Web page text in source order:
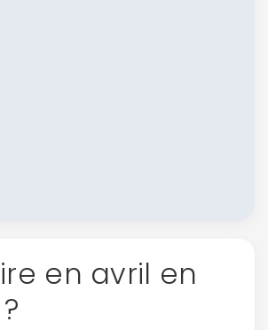
en avril en